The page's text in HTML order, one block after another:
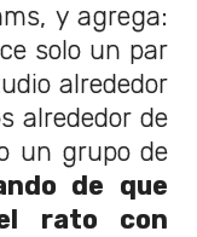
y agrega:
solo un par
alrededor
alrededor de
un grupo de
de que
rato con